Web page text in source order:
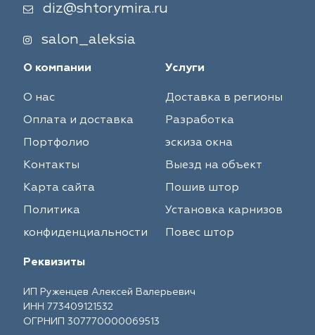
diz@shtorymira.ru
salon_aleksia
О компании
О нас
Оплата и доставка
Портфолио
Контакты
Карта сайта
Политика
конфиденциальности
Услуги
Доставка в регионы
Разработка
эскиза окна
Выезд на объект
Пошив штор
Установка карнизов
Повес штор
Реквизиты
ИП Руженцев Алексей Валерьевич
ИНН 773409121532
ОГРНИП 307770000069513